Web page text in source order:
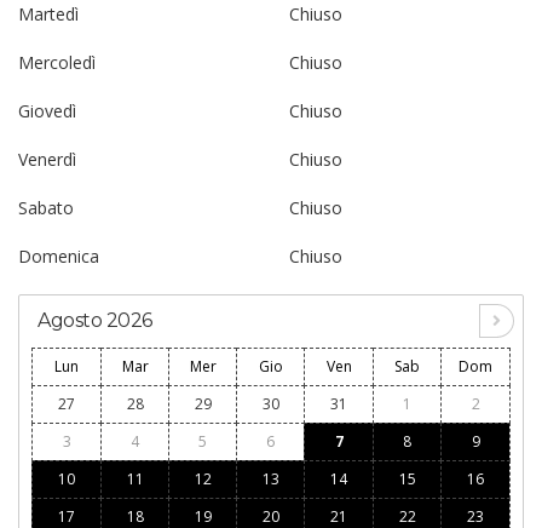
Martedì Chiuso
Mercoledì Chiuso
Giovedì Chiuso
Venerdì Chiuso
Sabato Chiuso
Domenica Chiuso
Agosto 2026
Lun Mar Mer Gio Ven Sab
Dom
27
28 29 30 31 1
2
3
4 5 6 7 8
9
10
11 12 13 14 15
16
17
18 19 20 21 22
23